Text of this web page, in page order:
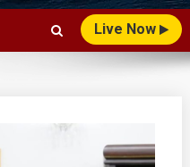
Live Now